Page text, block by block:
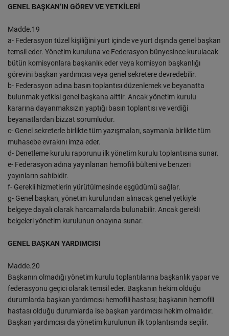
GENEL BAŞKAN’IN GÖREV VE YETKİLERİ
Madde.19
a- Federasyon tüzel kişiliğini yurt içinde ve yurt dışında genel başkan
temsil eder. Yönetim kuruluna ve Federasyon bünyesince kurulacak
bütün komisyonlara başkanlık eder veya komisyon başkanlığı
görevini başkan yardımcısı veya genel sekretere devredebilir.
b- Federasyon adına basın toplantısı düzenlemek ve beyanatta
bulunmak yetkisi genel başkana aittir. Ancak yönetim kurulu
kararına dayanmaksızın yaptığı basın toplantısı ve verdiği
beyanatlardan bizzat sorumludur.
c- Genel sekreterle birlikte tüm yazışmaları, saymanla birlikte tüm
muhasebe evrakını imza eder.
d- Denetleme kurulu raporunu ilk yönetim kurulu toplantısına sunar.
e- Federasyon adına yayınlanan hemofili bülteni ve benzeri
yayınların sahibidir.
f- Gerekli hizmetlerin yürütülmesinde eşgüdümü sağlar.
g- Genel başkan, yönetim kurulundan alınacak genel yetkiyle
belgeye dayalı olarak harcamalarda bulunabilir. Ancak gerekli
belgeleri yönetim kurulunun onayına sunar.
GENEL BAŞKAN YARDIMCISI
Madde.20
Başkanın olmadığı yönetim kurulu toplantılarına başkanlık yapar ve
federasyonu geçici olarak temsil eder. Başkanın hekim olduğu
durumlarda başkan yardımcısı hemofili hastası; başkanın hemofili
hastası olduğu durumlarda ise başkan yardımcısı hekim olmalıdır.
Başkan yardımcısı da yönetim kurulunun ilk toplantısında seçilir.